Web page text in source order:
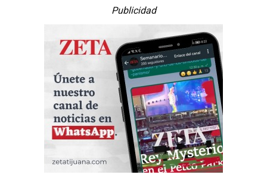
Publicidad